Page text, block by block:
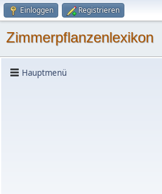
Einloggen Registrieren
Zimmerpflanzenlexikon
Hauptmenü